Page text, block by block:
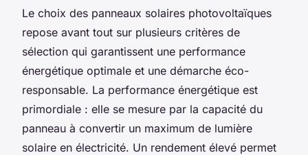
Le choix des panneaux solaires photovoltaïques
repose avant tout sur plusieurs critères de
sélection qui garantissent une performance
énergétique optimale et une démarche éco-
responsable. La performance énergétique est
primordiale : elle se mesure par la capacité du
panneau à convertir un maximum de lumière
solaire en électricité. Un rendement élevé permet